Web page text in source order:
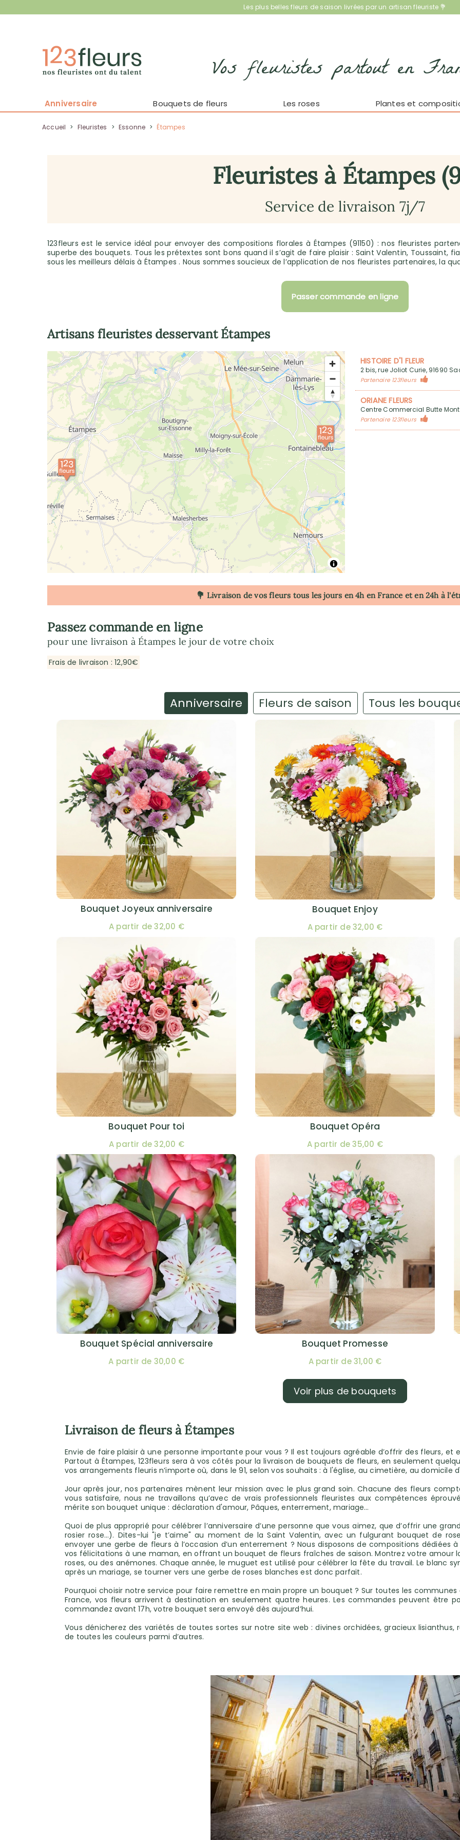
Les plus belles fleurs de saison livrées par un artisan fleuriste 💐
Vos fleuristes partout en
Anniversaire Bouquets de fleurs Les roses Plantes et
Accueil > Fleuristes > Essonne > Étampes
Fleuristes à Étampes
Service de livraison 7j/7
123fleurs est le service idéal pour envoyer des compositions florales à Étampes (91150) : nos fleuristes
superbe des bouquets. Tous les prétextes sont bons quand il s’agit de faire plaisir : Saint Valentin, Toussaint,
sous les meilleurs délais à Étampes . Nous sommes soucieux de l’application de nos fleuristes partenaires, la
Passer commande en ligne
Artisans fleuristes desservantÉtampes
HISTOIRE D'1 FLEUR
2 bis, rue Joliot Curie, 91690
Partenaire 123fleurs
ORIANE FLEURS
Centre Commercial Butte
Partenaire 123fleurs
💐 Livraison de vos fleurs tous les jours en 4h en France et en 24h à
Passez commande en ligne
pour une livraison à Étampes le jour de votre choix
Frais de livraison : 12,90€
Anniversaire Fleurs de saison Tous les
Bouquet Joyeux anniversaire
A partir de 32,00 €
Bouquet Enjoy
A partir de 32,00 €
Bouquet Pour toi
A partir de 32,00 €
Bouquet Opéra
A partir de 35,00 €
Bouquet Spécial anniversaire
A partir de 30,00 €
Bouquet Promesse
A partir de 31,00 €
Voir plus de bouquets
Livraison de fleurs à Étampes
Envie de faire plaisir à une personne importante pour vous ? Il est toujours agréable d’offrir des fleurs,
Partout à Étampes, 123fleurs sera à vos côtés pour la livraison de bouquets de fleurs, en seulement
vos arrangements fleuris n’importe où, dans le 91, selon vos souhaits : à l'église, au cimetière, au domicile
Jour après jour, nos partenaires mènent leur mission avec le plus grand soin. Chacune des fleurs
vous satisfaire, nous ne travaillons qu’avec de vrais professionnels fleuristes aux compétences
mérite son bouquet unique : déclaration d'amour, Pâques, enterrement, mariage…
Quoi de plus approprié pour célébrer l’anniversaire d’une personne que vous aimez, que d’offrir une
rosier rose…). Dites-lui "je t’aime" au moment de la Saint Valentin, avec un fulgurant bouquet de
envoyer une gerbe de fleurs à l’occasion d’un enterrement ? Nous disposons de compositions dédiées
vos félicitations à une maman, en offrant un bouquet de fleurs fraîches de saison. Montrez votre amour
roses, ou des anémones. Chaque année, le muguet est utilisé pour célébrer la fête du travail. Le blanc
après un mariage, se tourner vers une gerbe de roses blanches est donc parfait.
Pourquoi choisir notre service pour faire remettre en main propre un bouquet ? Sur toutes les
France, vos fleurs arrivent à destination en seulement quatre heures. Les commandes peuvent être
commandez avant 17h, votre bouquet sera envoyé dès aujourd’hui.
Vous dénicherez des variétés de toutes sortes sur notre site web : divines orchidées, gracieux lisianthus,
de toutes les couleurs parmi d’autres.